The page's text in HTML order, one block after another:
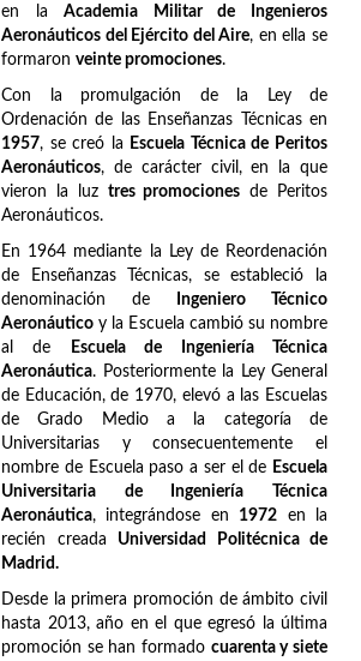
en laAcademia Militar de Ingenieros
Aeronáuticos del Ejército del Aire, en ella se
formaron veinte promociones.
Con la promulgación de la Ley de
Ordenación de las Enseñanzas Técnicas en
1957, se creó la
Escuela Técnica de Peritos
Aeronáuticos, de carácter civil, en la que
vieron la luz tres promociones de Peritos
Aeronáuticos.
En 1964 mediante la Ley de Reordenación
de Enseñanzas Técnicas, se estableció la
denominación de
Ingeniero Técnico
Aeronáutico y la Escuela cambió su nombre
al de
Escuela de Ingeniería Técnica
Aeronáutica. Posteriormente la Ley General
de Educación, de 1970, elevó a las Escuelas
de Grado Medio a la categoría de
Universitarias y consecuentemente el
nombre de Escuela paso a ser el de Escuela
Universitaria de Ingeniería Técnica
Aeronáutica, integrándose en 1972 en la
recién creada Universidad Politécnica de
Madrid.
Desde la primera promoción de ámbito civil
hasta 2013, año en el que egresó la última
promoción se han formado cuarenta y siete